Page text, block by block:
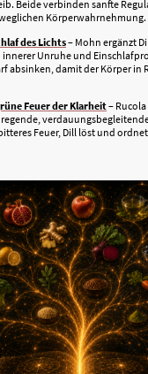
Beide verbinden sanfte
Körperwahrnehmung.
des Lichts– Mohn ergänzt
innerer Unruhe und
absinken, damit der Körper in
Feuer der Klarheit–
Feuer, Dill löst und